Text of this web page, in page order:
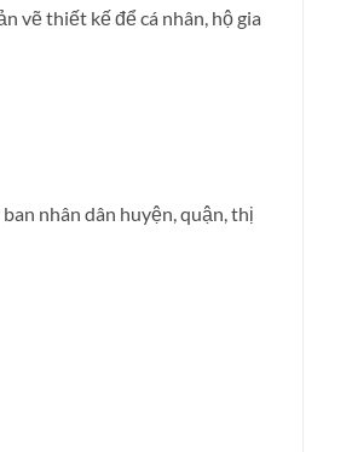
vẽ thiết kế để cá nhân, hộ gia
nhân dân huyện, quận, thị